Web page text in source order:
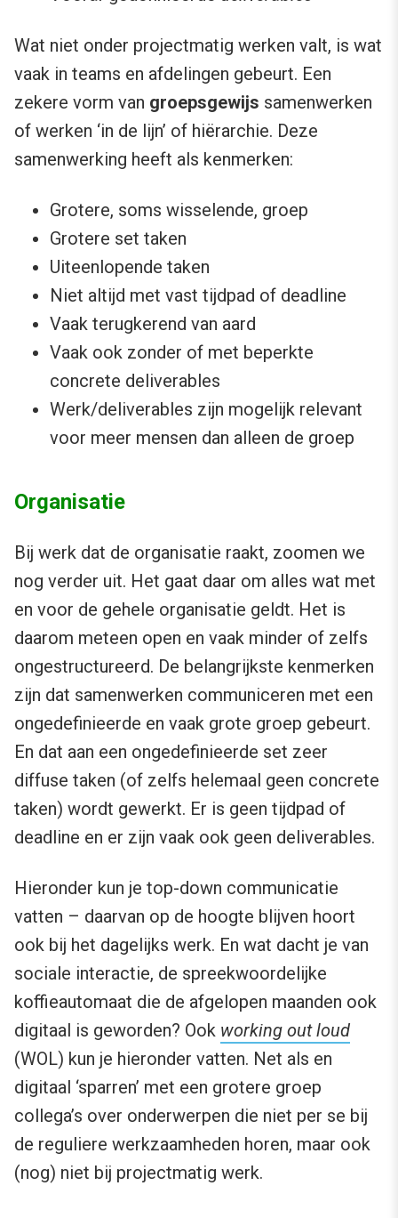
Wat niet onder projectmatig werken valt, is wat
vaak in teams en afdelingen gebeurt. Een
zekere vorm van groepsgewijs samenwerken
of werken ‘in de lijn’ of hiërarchie. Deze
samenwerking heeft als kenmerken:
Grotere, soms wisselende, groep
Grotere set taken
Uiteenlopende taken
Niet altijd met vast tijdpad of deadline
Vaak terugkerend van aard
Vaak ook zonder of met beperkte
concrete deliverables
Werk/deliverables zijn mogelijk relevant
voor meer mensen dan alleen de groep
Organisatie
Bij werk dat de organisatie raakt, zoomen we
nog verder uit. Het gaat daar om alles wat met
en voor de gehele organisatie geldt. Het is
daarom meteen open en vaak minder of zelfs
ongestructureerd. De belangrijkste kenmerken
zijn dat samenwerken communiceren met een
ongedefinieerde en vaak grote groep gebeurt.
En dat aan een ongedefinieerde set zeer
diffuse taken (of zelfs helemaal geen concrete
taken) wordt gewerkt. Er is geen tijdpad of
deadline en er zijn vaak ook geen deliverables.
Hieronder kun je top-down communicatie
vatten – daarvan op de hoogte blijven hoort
ook bij het dagelijks werk. En wat dacht je van
sociale interactie, de spreekwoordelijke
koffieautomaat die de afgelopen maanden ook
digitaal is geworden? Ook working out loud
(WOL) kun je hieronder vatten. Net als en
digitaal ‘sparren’ met een grotere groep
collega’s over onderwerpen die niet per se bij
de reguliere werkzaamheden horen, maar ook
(nog) niet bij projectmatig werk.